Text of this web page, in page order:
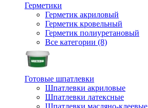
Герметики
Герметик акриловый
Герметик кровельный
Герметик полиуретановый
Все категории (8)
Готовые шпатлевки
Шпатлевки акриловые
Шпатлевки латексные
Шпатлевки масляно-клеевые